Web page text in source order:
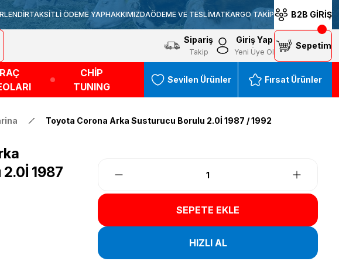
TAKSİTLİ ÖDEME YAPHAKKIMIZDAÖDEME VE TESLİMATKARGO TAKİP B2B GİRİŞ
Sipariş
Takip
Giriş Yap
Yeni Üye Ol
Sepetim
CHİP
TUNING
Sevilen Ürünler Fırsat Ürünler
Toyota Corona Arka Susturucu Borulu 2.0İ 1987 / 1992
1987
SEPETE EKLE
HIZLI AL